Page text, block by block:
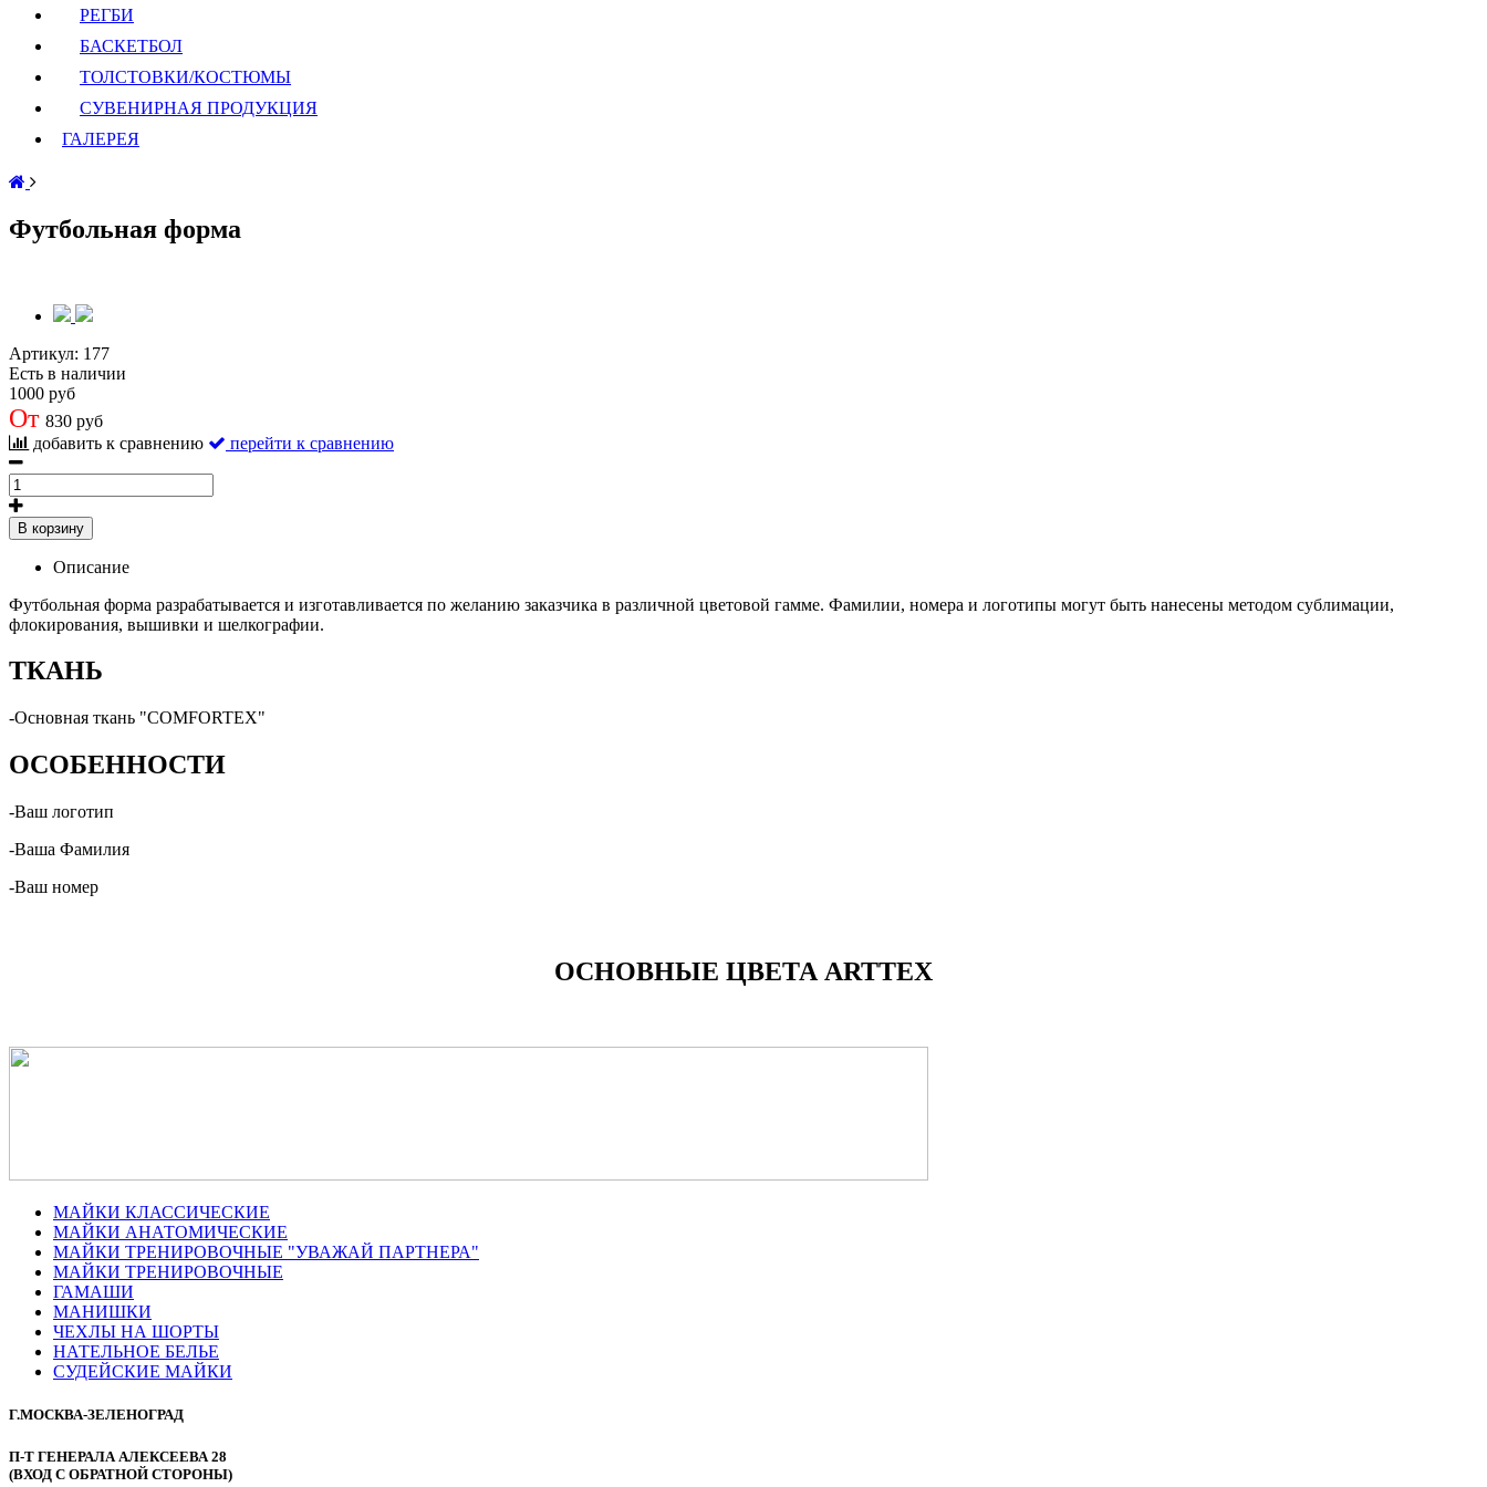
РЕГБИ
БАСКЕТБОЛ
ТОЛСТОВКИ/КОСТЮМЫ
СУВЕНИРНАЯ ПРОДУКЦИЯ
ГАЛЕРЕЯ
Футбольная форма
Артикул: 177
Есть в наличии
1000 руб
От 830 руб
добавить к сравнению
перейти к сравнению
В корзину
Описание
Футбольная форма разрабатывается и изготавливается по желанию заказчика в различной цветовой гамме. Фамилии, номера и логотипы могут быть нанесены методом сублимации,
флокирования, вышивки и шелкографии.
ТКАНЬ
-Основная ткань "COMFORTEX"
ОСОБЕННОСТИ
-Ваш логотип
-Ваша Фамилия
-Ваш номер
ОСНОВНЫЕ ЦВЕТА ARTTEX
МАЙКИ КЛАССИЧЕСКИЕ
МАЙКИ АНАТОМИЧЕСКИЕ
МАЙКИ ТРЕНИРОВОЧНЫЕ "УВАЖАЙ ПАРТНЕРА"
МАЙКИ ТРЕНИРОВОЧНЫЕ
ГАМАШИ
МАНИШКИ
ЧЕХЛЫ НА ШОРТЫ
НАТЕЛЬНОЕ БЕЛЬЕ
СУДЕЙСКИЕ МАЙКИ
Г.МОСКВА-ЗЕЛЕНОГРАД
П-Т ГЕНЕРАЛА АЛЕКСЕЕВА 28
(ВХОД С ОБРАТНОЙ СТОРОНЫ)